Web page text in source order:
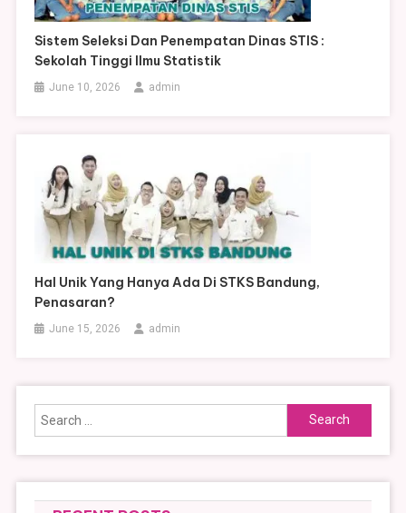
Sistem Seleksi Dan Penempatan Dinas STIS :
Sekolah Tinggi Ilmu Statistik
June 10, 2026 admin
Hal Unik Yang Hanya Ada Di STKS Bandung,
Penasaran?
June 15, 2026 admin
Search
for: